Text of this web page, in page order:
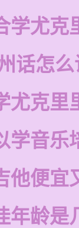
学尤克
话怎
尤克里
学音乐
他便宜
年龄是